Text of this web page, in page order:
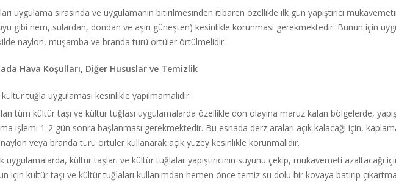
uygulama sırasında ve uygulamanın bitirilmesinden itibaren özellikle ilk gün yapıştırıcı
gibi nem, sulardan, dondan ve aşırı güneşten) kesinlikle korunması gerekmektedir. Bunun için
naylon, muşamba ve branda türü örtüler örtülmelidir.
Hava Koşulları, Diğer Hususlar ve Temizlik
tuğla uygulaması kesinlikle yapılmamalıdır.
tüm kültür taşı ve kültür tuğlası uygulamalarda özellikle don olayına maruz kalan bölgelerde,
işlemi 1-2 gün sonra başlanması gerekmektedir. Bu esnada derz araları açık kalacağı için,
veya branda türü örtüler kullanarak açık yüzey kesinlikle korunmalıdır.
uygulamalarda, kültür taşları ve kültür tuğlalar yapıştırıcının suyunu çekip, mukavemeti azaltacağı
için kültür taşı ve kültür tuğlaları kullanımdan hemen önce temiz su dolu bir kovaya batırıp